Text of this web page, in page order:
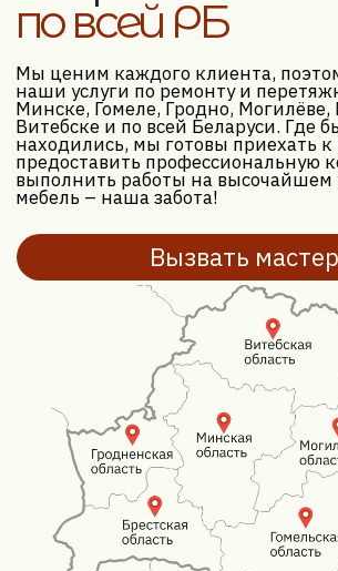
Я даю согласие на обработку
политикой конфиденциальности
Получить бесплатную консультацию
Вернуться на главную
// Навигация
Перетяжка
Реставрация
Каретная стяжка
Стеновые панели
Наши работы
Карта сайта
Мы перетягиваем и ремонтируем мягкую мебель
более 15 лет, поэтому мы предлагаем качественное
выполнение услуг опираясь на свой опыт и
профессионализм. Работаем по всей РБ